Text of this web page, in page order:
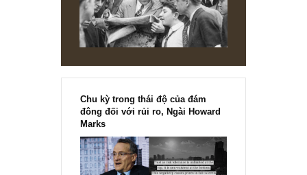
Chu kỳ trong thái độ của đám
đông đối với rủi ro, Ngài Howard